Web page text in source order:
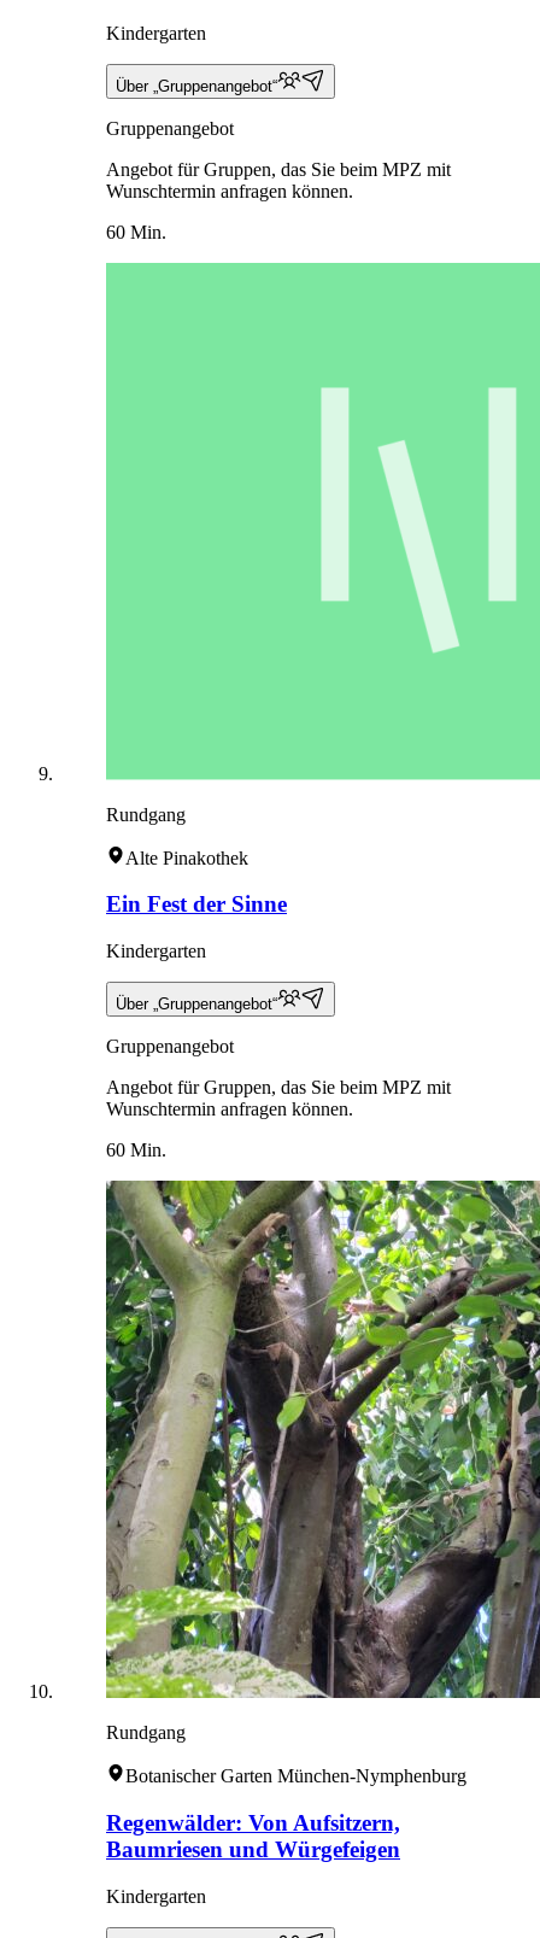
Kindergarten
Über „Gruppenangebot“
Gruppenangebot
Angebot für Gruppen, das Sie beim MPZ mit
Wunschtermin anfragen können.
60 Min.
Rundgang
Alte Pinakothek
Ein Fest der Sinne
Kindergarten
Über „Gruppenangebot“
Gruppenangebot
Angebot für Gruppen, das Sie beim MPZ mit
Wunschtermin anfragen können.
60 Min.
Rundgang
Botanischer Garten München-Nymphenburg
Regenwälder: Von Aufsitzern,
Baumriesen und Würgefeigen
Kindergarten